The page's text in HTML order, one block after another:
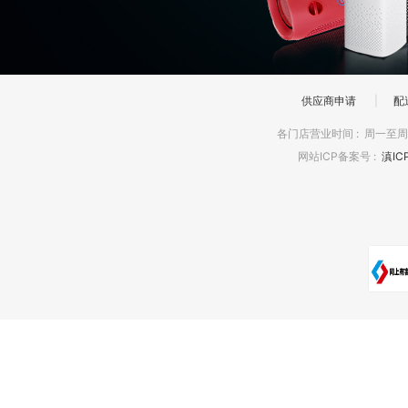
供应商申请 配
各门店营业时间 : 周一至
网站ICP备案号 : 滇